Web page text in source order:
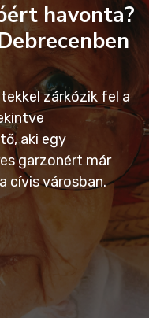
havonta?
zárkózik fel a
aki egy
garzonért már
cívis városban.